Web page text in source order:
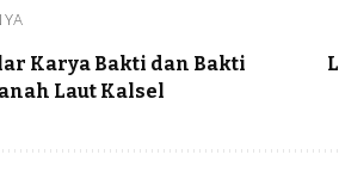
Karya Bakti dan Bakti
Laut Kalsel